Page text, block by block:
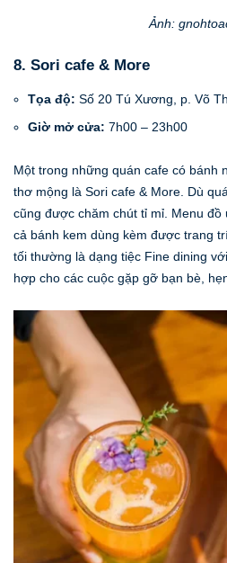
Ảnh:
8. Sori cafe & More
Tọa độ: Số 20 Tú Xương, p. Võ
Giờ mở cửa: 7h00 – 23h00
Một trong những quán cafe có bánh
thơ mộng là Sori cafe & More. Dù
cũng được chăm chút tỉ mỉ. Menu
cả bánh kem dùng kèm được trang
tối thường là dạng tiệc Fine dining
hợp cho các cuộc gặp gỡ bạn bè,